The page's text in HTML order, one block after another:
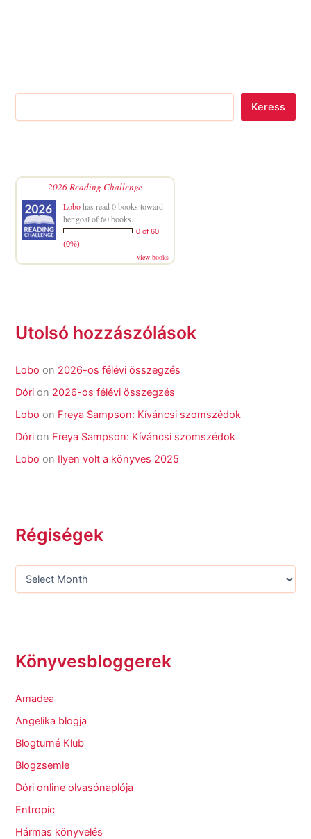
Keress
2026 Reading Challenge
Lobohas read 0 books toward
her goal of 60 books.
0 of 60
(0%)
view books
Utolsó hozzászólások
Lobo on 2026-os félévi összegzés
Dóri on 2026-os félévi összegzés
Lobo on Freya Sampson: Kíváncsi szomszédok
Dóri on Freya Sampson: Kíváncsi szomszédok
Lobo on Ilyen volt a könyves 2025
Régiségek
Könyvesbloggerek
Amadea
Angelika blogja
Blogturné Klub
Blogzsemle
Dóri online olvasónaplója
Entropic
Hármas könyvelés